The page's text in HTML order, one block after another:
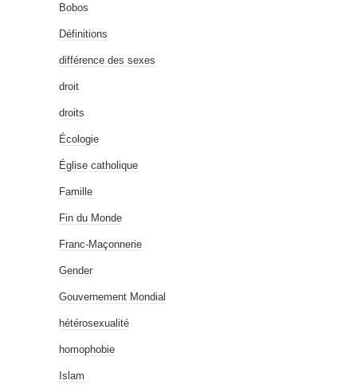
Bobos
Définitions
différence des sexes
droit
droits
Écologie
Église catholique
Famille
Fin du Monde
Franc-Maçonnerie
Gender
Gouvernement Mondial
hétérosexualité
homophobie
Islam